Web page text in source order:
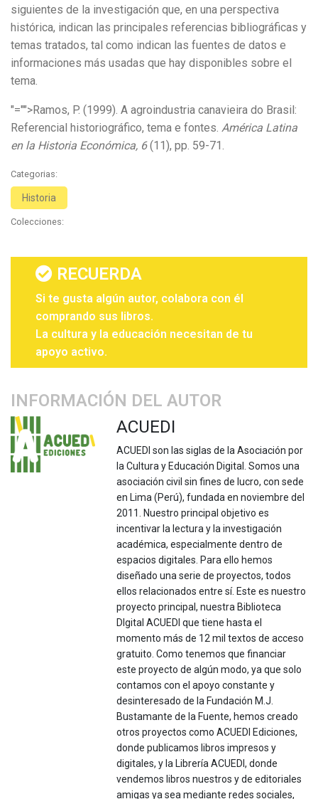
siguientes de la investigación que, en una perspectiva
histórica, indican las principales referencias bibliográficas y
temas tratados, tal como indican las fuentes de datos e
informaciones más usadas que hay disponibles sobre el
tema.
"="">Ramos, P. (1999). A agroindustria canavieira do Brasil:
Referencial historiográfico, tema e fontes. América Latina
en la Historia Económica, 6(11), pp. 59-71.
Categorias:
Historia
Colecciones:
RECUERDA
Si te gusta algún autor, colabora con él
comprando sus libros.
La cultura y la educación necesitan de tu
apoyo activo.
INFORMACIÓN DEL AUTOR
ACUEDI
ACUEDI son las siglas de la Asociación por
la Cultura y Educación Digital. Somos una
asociación civil sin fines de lucro, con sede
en Lima (Perú), fundada en noviembre del
2011. Nuestro principal objetivo es
incentivar la lectura y la investigación
académica, especialmente dentro de
espacios digitales. Para ello hemos
diseñado una serie de proyectos, todos
ellos relacionados entre sí. Este es nuestro
proyecto principal, nuestra Biblioteca
DIgital ACUEDI que tiene hasta el
momento más de 12 mil textos de acceso
gratuito. Como tenemos que financiar
este proyecto de algún modo, ya que solo
contamos con el apoyo constante y
desinteresado de la Fundación M.J.
Bustamante de la Fuente, hemos creado
otros proyectos como ACUEDI Ediciones,
donde publicamos libros impresos y
digitales, y la Librería ACUEDI, donde
vendemos libros nuestros y de editoriales
amigas ya sea mediante redes sociales,